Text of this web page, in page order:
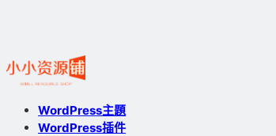
WordPress主題
WordPress插件